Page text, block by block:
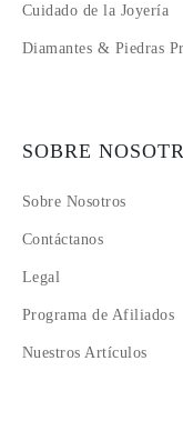
Cuidado de la Joyería
Diamantes & Piedras
SOBRE
Sobre Nosotros
Contáctanos
Legal
Programa de Afiliados
Nuestros Artículos